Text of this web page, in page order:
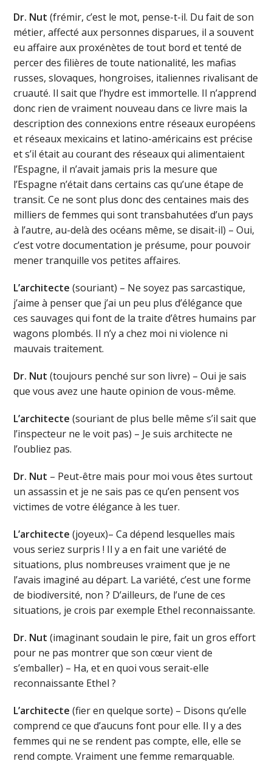
Dr. Nut (frémir, c’est le mot, pense-t-il. Du fait de son
métier, affecté aux personnes disparues, il a souvent
eu affaire aux proxénètes de tout bord et tenté de
percer des filières de toute nationalité, les mafias
russes, slovaques, hongroises, italiennes rivalisant de
cruauté. Il sait que l’hydre est immortelle. Il n’apprend
donc rien de vraiment nouveau dans ce livre mais la
description des connexions entre réseaux européens
et réseaux mexicains et latino-américains est précise
et s’il était au courant des réseaux qui alimentaient
l’Espagne, il n’avait jamais pris la mesure que
l’Espagne n’était dans certains cas qu’une étape de
transit. Ce ne sont plus donc des centaines mais des
milliers de femmes qui sont transbahutées d’un pays
à l’autre, au-delà des océans même, se disait-il) – Oui,
c’est votre documentation je présume, pour pouvoir
mener tranquille vos petites affaires.
L’architecte (souriant) – Ne soyez pas sarcastique,
j’aime à penser que j’ai un peu plus d’élégance que
ces sauvages qui font de la traite d’êtres humains par
wagons plombés. Il n’y a chez moi ni violence ni
mauvais traitement.
Dr. Nut (toujours penché sur son livre) – Oui je sais
que vous avez une haute opinion de vous-même.
L’architecte (souriant de plus belle même s’il sait que
l’inspecteur ne le voit pas) – Je suis architecte ne
l’oubliez pas.
Dr. Nut – Peut-être mais pour moi vous êtes surtout
un assassin et je ne sais pas ce qu’en pensent vos
victimes de votre élégance à les tuer.
L’architecte(joyeux)– Ca dépend lesquelles mais
vous seriez surpris ! Il y a en fait une variété de
situations, plus nombreuses vraiment que je ne
l’avais imaginé au départ. La variété, c’est une forme
de biodiversité, non ? D’ailleurs, de l’une de ces
situations, je crois par exemple Ethel reconnaissante.
Dr. Nut (imaginant soudain le pire, fait un gros effort
pour ne pas montrer que son cœur vient de
s’emballer) – Ha, et en quoi vous serait-elle
reconnaissante Ethel ?
L’architecte (fier en quelque sorte) – Disons qu’elle
comprend ce que d’aucuns font pour elle. Il y a des
femmes qui ne se rendent pas compte, elle, elle se
rend compte. Vraiment une femme remarquable.